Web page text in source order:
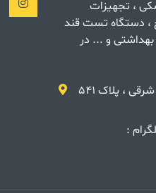
، تجهیزات
، دستگاه تست قند
و ... در
، پلاک 541
: